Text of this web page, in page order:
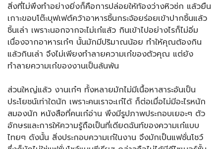
สิ่งที่ไม่พึงทำอย่างยิ่งก็คือการปล่อยให้ท้องว่างหิวซ่ก แล้วยืน
เกาะขอบโต๊ะบุฟเฟต์คว้าอาหารชิ้นกระจ้อยร่อยเข้าปากชิ้นแล้ว
ชิ้นเล่า เพราะนอกจากจะไม่เก๋แล้ว กินเข้าไปอย่างไรก็ไม่อิ่ม
เนื่องจากอาหารเก๋ๆ นั้นมักมีปริมาณน้อย ทำให้คุณต้องกิน
แล้วกินเล่า จึงไม่เพียงทำลายความเก๋ของตัวคุณ แต่ยัง
ทำลายความเก๋ของงานเป็นล้นพ้น
ส่วนใหญ่แล้ว งานเก๋ๆ ทั้งหลายมักไม่มีเนื้อหาสาระอันเป็น
ประโยชน์เท่าใดนัก เพราะคนเราจะเก๋ได้ ก็ต่อเมื่อไม่มีอะไรหนัก
สมองนัก หนังสือที่คนเก๋อ่าน พึงมีรูปภาพประกอบเยอะๆ ตัว
อักษรและการให้ความรู้ถือเป็นที่เดียดฉันท์ของความเก๋แบบ
ไทยๆ ดังนั้น สิ่งประกอบความเก๋ในงาน จึงมักเป็นแฟชั่นโชว์